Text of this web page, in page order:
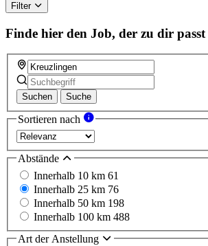
Filter
Finde hier den Job, der zu dir passt
Suchen Suche
Sortieren nach
Abstände
Innerhalb 10 km 61
Innerhalb 25 km 76
Innerhalb 50 km 198
Innerhalb 100 km 488
Art der Anstellung